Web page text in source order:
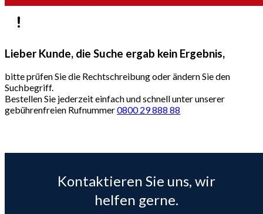
Lieber Kunde, die Suche ergab kein Ergebnis,
bitte prüfen Sie die Rechtschreibung oder ändern Sie den
Suchbegriff.
Bestellen Sie jederzeit einfach und schnell unter unserer
gebührenfreien Rufnummer0800 29 888 88
Kontaktieren Sie uns, wir
helfen gerne.